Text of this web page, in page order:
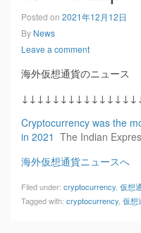
Posted on 2021年12月12日
By News
Leave a comment
海外仮想通貨のニュース
Cryptocurrency was the
in 2021 The Indian
海外仮想通貨ニュースへ
Filed under: cryptocurrency 仮想
Tagged with: cryptocurrency 仮想